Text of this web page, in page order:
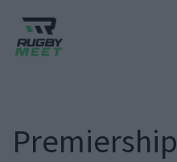
Premiership